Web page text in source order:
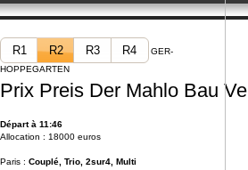
R1 R2 R3 R4
GER-
HOPPEGARTEN
Prix Preis Der Mahlo Bau
Départ à 11:46
Allocation : 18000 euros
Paris : Couplé, Trio, 2sur4, Multi